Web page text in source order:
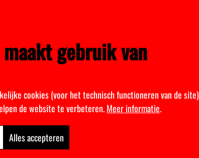
gebruik van
cookies (voor het technisch functioneren van de site)
de website te verbeteren.Meer informatie.
Alles accepteren